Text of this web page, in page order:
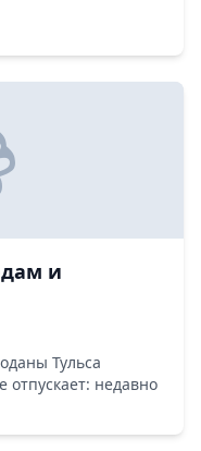
и
Тульса
отпускает: недавно